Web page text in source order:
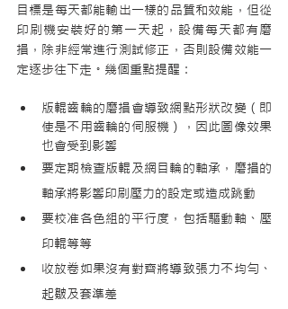
目標是每天都能輸出一樣的品質和效能，但從
印刷機安裝好的第一天起，設備每天都有磨
損，除非經常進行測試修正，否則設備效能一
定逐步往下走。幾個重點提醒：
版輥齒輪的磨損會導致網點形狀改變（即
使是不用齒輪的伺服機），因此圖像效果
也會受到影響
要定期檢查版輥及網目輪的軸承，磨損的
軸承將影響印刷壓力的設定或造成跳動
要校准各色組的平行度，包括驅動軸、壓
印輥等等
收放卷如果沒有對齊將導致張力不均勻、
起皺及套準差